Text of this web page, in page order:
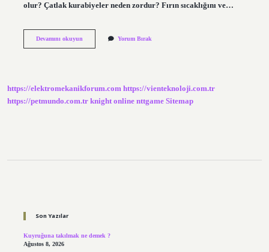
olur? Çatlak kurabiyeler neden zordur? Fırın sıcaklığını ve…
Devamını okuyunÇatlak
Yorum Bırak
https://elektromekanikforum.com https://vienteknoloji.com.tr
https://petmundo.com.tr knight online nttgame Sitemap
Son Yazılar
Kuyruğuna takılmak ne demek ?
Ağustos 8, 2026